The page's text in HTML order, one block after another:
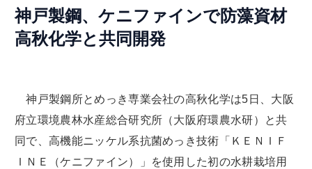
神戸製鋼、ケニファインで防藻資材
高秋化学と共同開発
神戸製鋼所とめっき専業会社の高秋化学は5日、大阪
府立環境農林水産総合研究所（大阪府環農水研）と共
同で、高機能ニッケル系抗菌めっき技術「ＫＥＮＩＦ
ＩＮＥ（ケニファイン）」を使用した初の水耕栽培用